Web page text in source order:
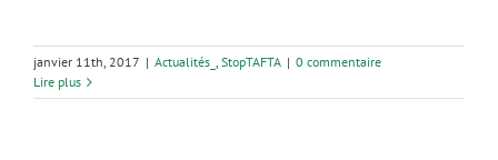
janvier 11th, 2017 | Actualités_ , StopTAFTA | 0 commentaire
Lire plus